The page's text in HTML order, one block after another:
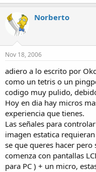
Norberto
Nov 18, 2006
adiero a lo escrito por
como un tetris o un
codigo muy pulido,
Hoy en dia hay micros
experiencia que tienes.
Las señales para
imagen estatica
se que queres hacer
comenza con pantallas
para PC ) + un micro,